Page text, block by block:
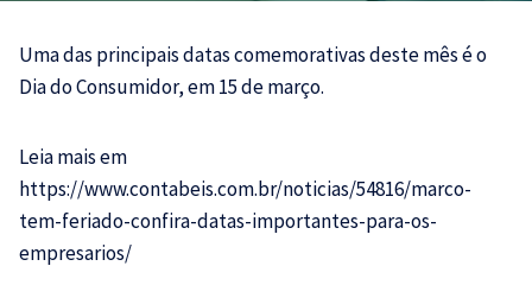
Uma das principais datas comemorativas deste mês é o
Dia do Consumidor, em 15 de março.
Leia mais em
https://www.contabeis.com.br/noticias/54816/marco-
tem-feriado-confira-datas-importantes-para-os-
empresarios/